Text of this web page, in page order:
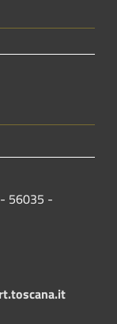
56035 -